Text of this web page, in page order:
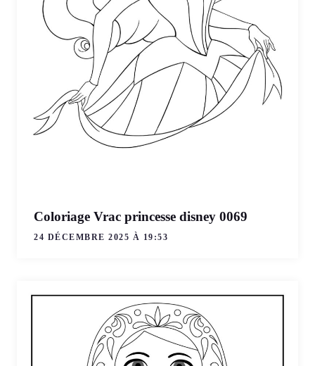
Coloriage Vrac princesse disney 0069
24 DÉCEMBRE 2025 À 19:53